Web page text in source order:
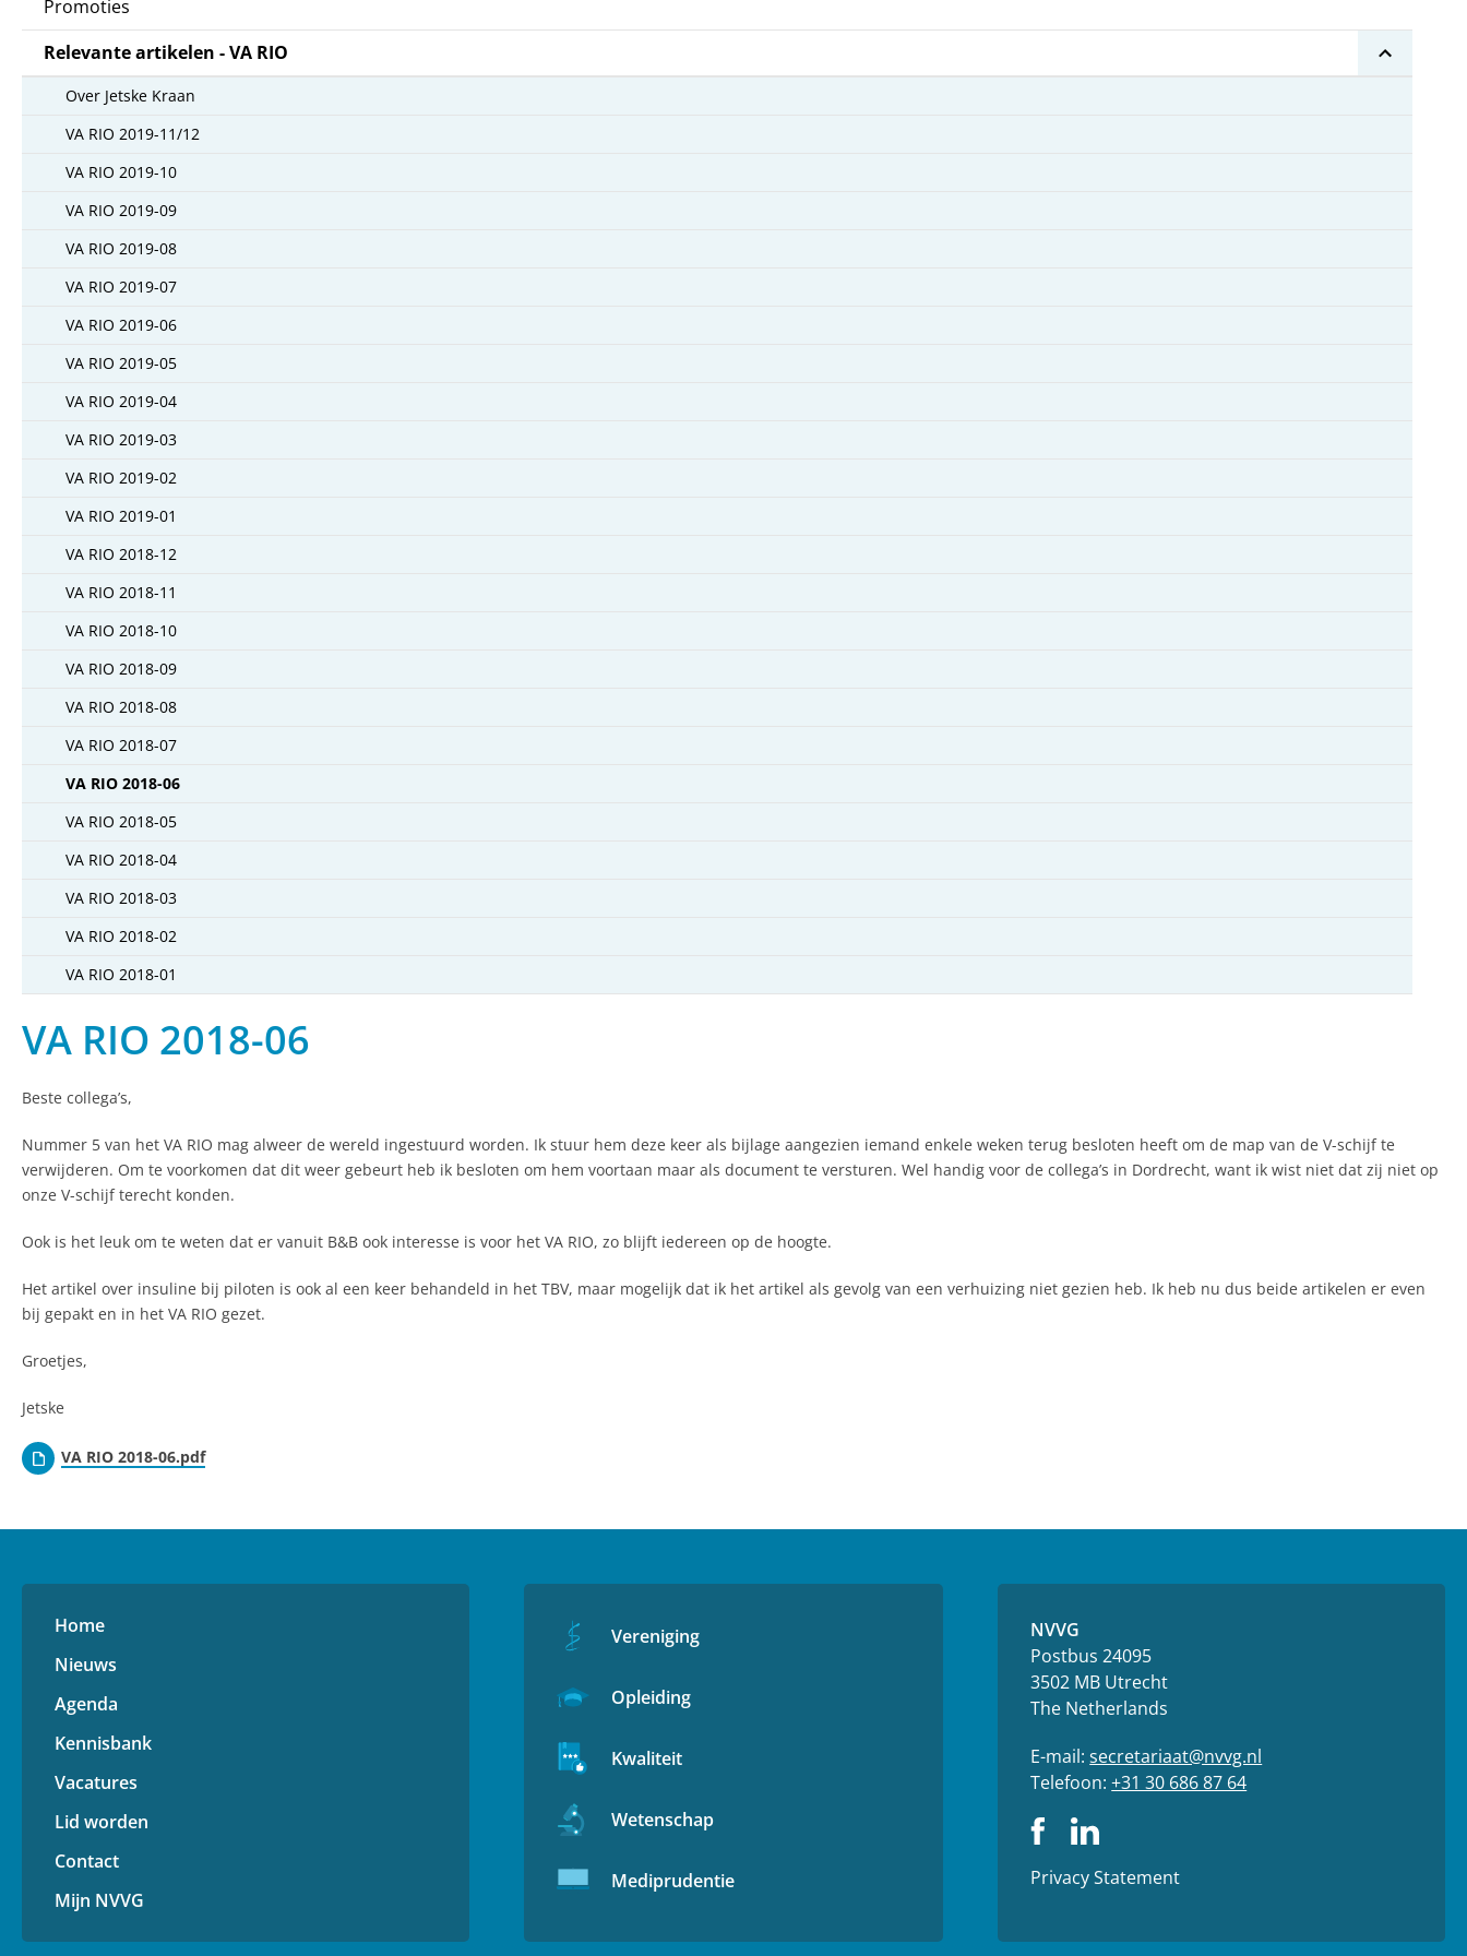
Promoties
Relevante artikelen - VA RIO
Over Jetske Kraan
VA RIO 2019-11/12
VA RIO 2019-10
VA RIO 2019-09
VA RIO 2019-08
VA RIO 2019-07
VA RIO 2019-06
VA RIO 2019-05
VA RIO 2019-04
VA RIO 2019-03
VA RIO 2019-02
VA RIO 2019-01
VA RIO 2018-12
VA RIO 2018-11
VA RIO 2018-10
VA RIO 2018-09
VA RIO 2018-08
VA RIO 2018-07
VA RIO 2018-06
VA RIO 2018-05
VA RIO 2018-04
VA RIO 2018-03
VA RIO 2018-02
VA RIO 2018-01
VA RIO 2018-06
Beste collega’s,
Nummer 5 van het VA RIO mag alweer de wereld ingestuurd worden. Ik stuur hem deze keer als bijlage aangezien iemand enkele weken terug besloten heeft om de map van de V-schijf te
verwijderen. Om te voorkomen dat dit weer gebeurt heb ik besloten om hem voortaan maar als document te versturen. Wel handig voor de collega’s in Dordrecht, want ik wist niet dat zij niet op
onze V-schijf terecht konden.
Ook is het leuk om te weten dat er vanuit B&B ook interesse is voor het VA RIO, zo blijft iedereen op de hoogte.
Het artikel over insuline bij piloten is ook al een keer behandeld in het TBV, maar mogelijk dat ik het artikel als gevolg van een verhuizing niet gezien heb. Ik heb nu dus beide artikelen er even
bij gepakt en in het VA RIO gezet.
Groetjes,
Jetske
VA RIO 2018-06.pdf
Home
Nieuws
Agenda
Kennisbank
Vacatures
Lid worden
Contact
Mijn NVVG
Vereniging
Opleiding
Kwaliteit
Wetenschap
Mediprudentie
NVVG
Postbus 24095
3502 MB Utrecht
The Netherlands
E-mail:secretariaat@nvvg.nl
Telefoon:+31 30 686 87 64
Privacy Statement